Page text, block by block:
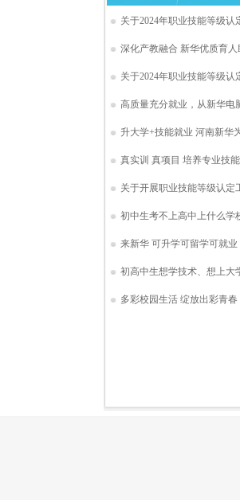
关于2024年职业技能等级认
深化产教融合 新华优质育人
关于2024年职业技能等级认
高质量充分就业，从新华电
升大学+技能就业 河南新华
真实训 真项目 培养专业技
关于开展职业技能等级认定
初中生考不上高中上什么学
来新华 可升学可留学可就业
初高中生想学技术、想上大
多彩校园生活 绽放出彩青春